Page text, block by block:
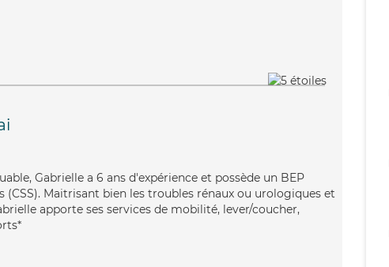
Gabrielle a 6 ans d'expérience et possède un BEP
(CSS). Maitrisant bien les troubles rénaux ou urologiques et
apporte ses services de mobilité, lever/coucher,